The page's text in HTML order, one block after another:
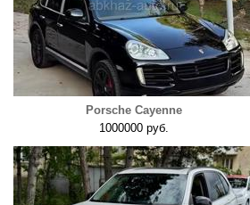
Porsche Cayenne
1000000 руб.